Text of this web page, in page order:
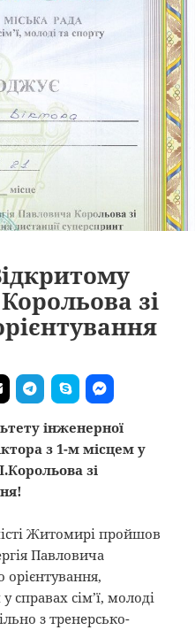
зі
інженерної
з 1-м місцем у
зі
Житомирі пройшов
Павловича
орієнтування,
справах сім’ї, молоді
з тренерсько-